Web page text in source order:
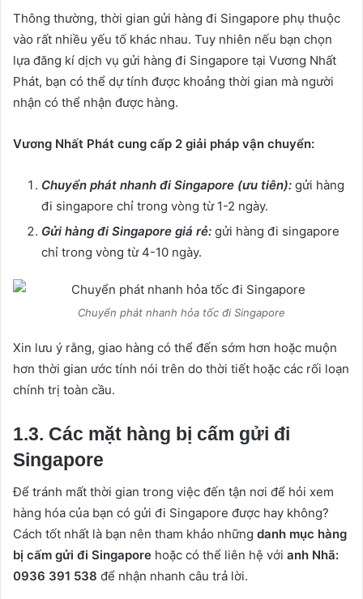
Thông thường, thời gian gửi hàng đi Singapore phụ thuộc
vào rất nhiều yếu tố khác nhau. Tuy nhiên nếu bạn chọn
lựa đăng kí dịch vụ gửi hàng đi Singapore tại Vương Nhất
Phát, bạn có thể dự tính được khoảng thời gian mà người
nhận có thể nhận được hàng.
Vương Nhất Phát cung cấp 2 giải pháp vận chuyển:
Chuyển phát nhanh đi Singapore (ưu tiên): gửi hàng
đi singapore chỉ trong vòng từ 1-2 ngày.
Gửi hàng đi Singapore giá rẻ: gửi hàng đi singapore
chỉ trong vòng từ 4-10 ngày.
Chuyển phát nhanh hỏa tốc đi Singapore
Xin lưu ý rằng, giao hàng có thể đến sớm hơn hoặc muộn
hơn thời gian ước tính nói trên do thời tiết hoặc các rối loạn
chính trị toàn cầu.
1.3. Các mặt hàng bị cấm gửi đi
Singapore
Để tránh mất thời gian trong việc đến tận nơi để hỏi xem
hàng hóa của bạn có gửi đi Singapore được hay không?
Cách tốt nhất là bạn nên tham khảo những danh mục hàng
bị cấm gửi đi Singapore hoặc có thể liên hệ với anh Nhã:
0936 391 538 để nhận nhanh câu trả lời.